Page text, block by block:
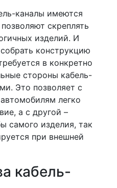
каналы имеются
скреплять
изделий. И
конструкцию
в конкретно
стороны кабель-
Это позволяет с
легко
а с другой –
самого изделия, так
при внешней
кабель-